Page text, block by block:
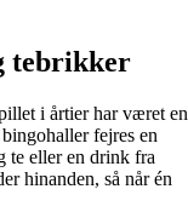
tebrikker
i årtier har været en
fejres en
te eller en drink fra
hinanden, så når én